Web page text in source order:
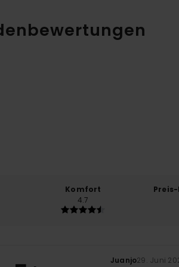
Komfort
4.7
Juanjo29. Juni